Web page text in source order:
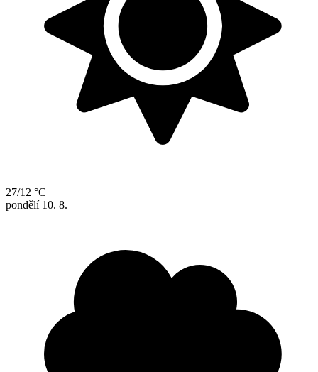
27/12 °C
pondělí 10. 8.